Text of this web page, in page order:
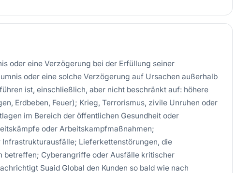
oder eine Verzögerung bei der Erfüllung seiner
oder eine solche Verzögerung auf Ursachen außerhalb
ist, einschließlich, aber nicht beschränkt auf: höhere
Erdbeben, Feuer); Krieg, Terrorismus, zivile Unruhen oder
im Bereich der öffentlichen Gesundheit oder
oder Arbeitskampfmaßnahmen;
Lieferkettenstörungen, die
betreffen; Cyberangriffe oder Ausfälle kritischer
Suaid Global den Kunden so bald wie nach